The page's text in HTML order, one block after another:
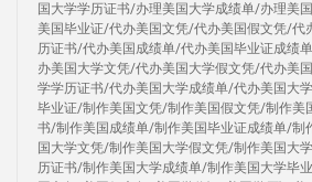
国大学学历证书/办理美国大学成绩单/办理美
美国毕业证/代办美国文凭/代办美国假文凭/代
历证书/代办美国成绩单/代办美国毕业证成绩
办美国大学文凭/代办美国大学假文凭/代办美
学学历证书/代办美国大学成绩单/代办美国大
毕业证/制作美国文凭/制作美国假文凭/制作美
书/制作美国成绩单/制作美国毕业证成绩单/制
国大学文凭/制作美国大学假文凭/制作美国大
历证书/制作美国大学成绩单/制作美国大学毕